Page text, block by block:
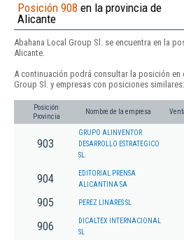
Posición 908 en la provincia de
Alicante
Abahana Local Group Sl. se encuentra en la
Alicante.
A continuación podrá consultar la posición en
Group Sl. y empresas con posiciones similares:
Posición
Provincia
Nombre de la empresa
903
GRUPO ALINVENTOR
DESARROLLO ESTRATEGICO
SL.
904
EDITORIAL PRENSA
ALICANTINA SA
905 PEREZ LINARES SL
906
DICALTEX INTERNACIONAL
SL